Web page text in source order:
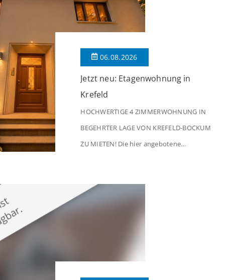
06.08.2026
Jetzt neu: Etagenwohnung in
Krefeld
HOCHWERTIGE 4 ZIMMERWOHNUNG IN
BEGEHRTER LAGE VON KREFELD-BOCKUM
ZU MIETEN! Die hier angebotene
in begehrter Wohnlage von Krefeld-Bockum.